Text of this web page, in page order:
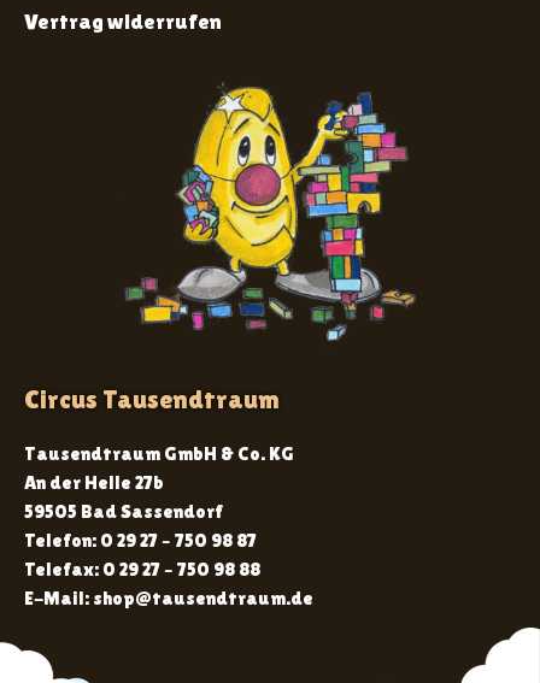
Vertrag widerrufen
Circus Tausendtraum
Tausendtraum GmbH & Co. KG
An der Helle 27b
59505 Bad Sassendorf
Telefon: 0 29 27 – 750 98 87
Telefax: 0 29 27 – 750 98 88
E-Mail: shop@tausendtraum.de